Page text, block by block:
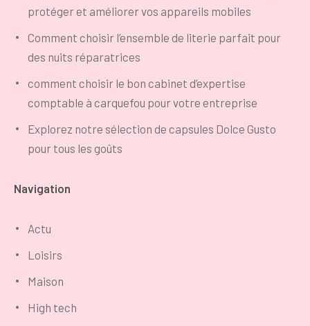
protéger et améliorer vos appareils mobiles
Comment choisir l’ensemble de literie parfait pour
des nuits réparatrices
comment choisir le bon cabinet d’expertise
comptable à carquefou pour votre entreprise
Explorez notre sélection de capsules Dolce Gusto
pour tous les goûts
Navigation
Actu
Loisirs
Maison
High tech